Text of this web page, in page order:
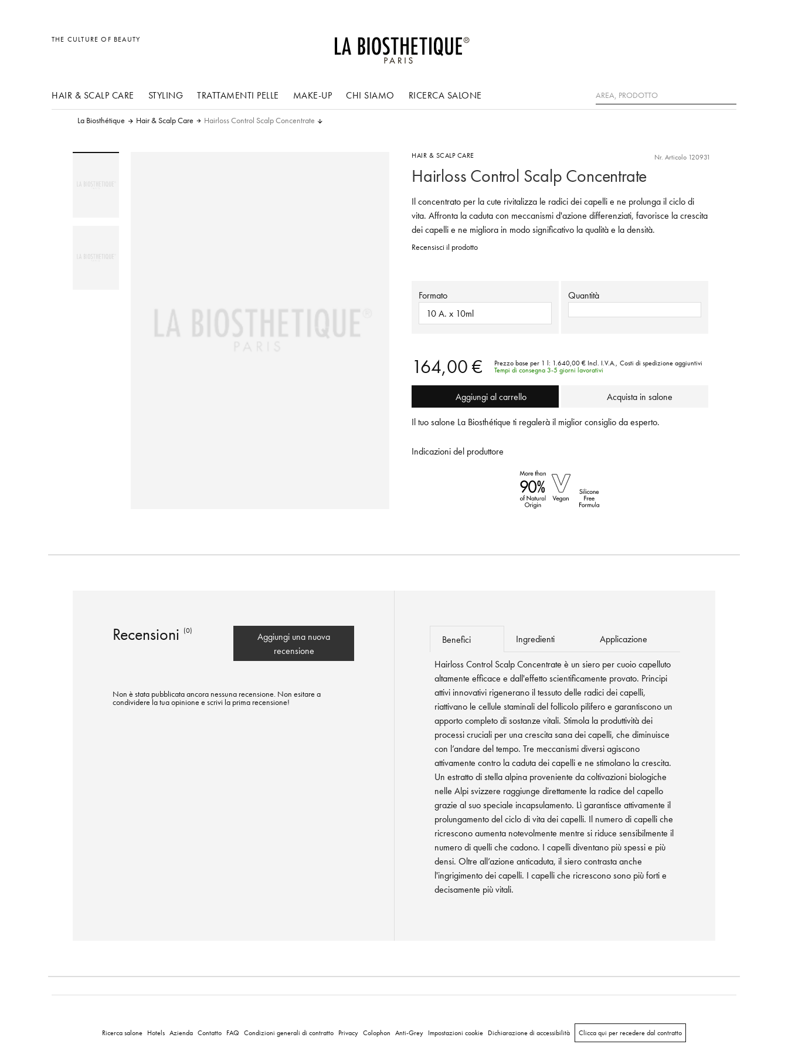
THE CULTURE OF BEAUTY
HAIR & SCALP CARE STYLING
Varie
TRATTAMENTI PELLE MAKE-UP CHI SIAMO RICERCA SALONE Ricerca
La Biosthétique Hair & Scalp Care Hairloss Control Scalp Concentrate
HAIR & SCALP CARE Nr. Articolo 120931
Hairloss Control Scalp Concentrate
Il concentrato per la cute rivitalizza le radici dei capelli e ne prolunga il ciclo di
vita. Affronta la caduta con meccanismi d'azione differenziati, favorisce la crescita
dei capelli e ne migliora in modo significativo la qualità e la densità.
Recensisci il prodotto
Formato
10 A. x 10ml
Quantità
164,00 € Prezzo base per 1 l: 1.640,00 € Incl. I.V.A., Costi di spedizione aggiuntivi
Tempi di consegna 3-5 giorni lavorativi
Aggiungi al carrello Acquista in salone
Il tuo salone La Biosthétique ti regalerà il miglior consiglio da esperto.
Indicazioni del produttore
Recensioni (0)
Aggiungi una nuova
recensione
Non è stata pubblicata ancora nessuna recensione. Non esitare a
condividere la tua opinione e scrivi la prima recensione!
Benefici Ingredienti Applicazione
Hairloss Control Scalp Concentrate è un siero per cuoio capelluto
altamente efficace e dall'effetto scientificamente provato. Principi
attivi innovativi rigenerano il tessuto delle radici dei capelli,
riattivano le cellule staminali del follicolo pilifero e garantiscono un
apporto completo di sostanze vitali. Stimola la produttività dei
processi cruciali per una crescita sana dei capelli, che diminuisce
con l’andare del tempo. Tre meccanismi diversi agiscono
attivamente contro la caduta dei capelli e ne stimolano la crescita.
Un estratto di stella alpina proveniente da coltivazioni biologiche
nelle Alpi svizzere raggiunge direttamente la radice del capello
grazie al suo speciale incapsulamento. Lì garantisce attivamente il
prolungamento del ciclo di vita dei capelli. Il numero di capelli che
ricrescono aumenta notevolmente mentre si riduce sensibilmente il
numero di quelli che cadono. I capelli diventano più spessi e più
densi. Oltre all’azione anticaduta, il siero contrasta anche
l'ingrigimento dei capelli. I capelli che ricrescono sono più forti e
decisamente più vitali.
Ricerca salone Hotels Azienda Contatto FAQ Condizioni generali di contratto Privacy Colophon Anti-Grey Impostazioni cookie Dichiarazione di accessibilità Clicca qui per recedere dal contratto